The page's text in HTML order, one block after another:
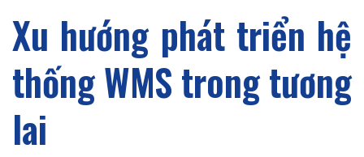
Xu hướng phát triển hệ
thống WMS trong tương
lai